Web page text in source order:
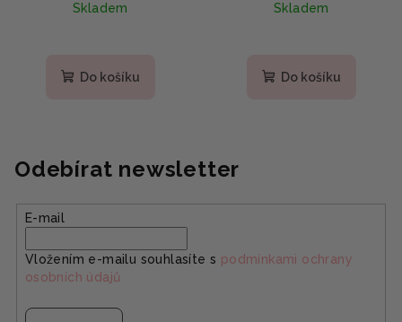
Skladem
Do košíku
Skladem
Do košíku
Odebírat newsletter
E-mail
Vložením e-mailu souhlasíte s podmínkami ochrany
osobních údajů